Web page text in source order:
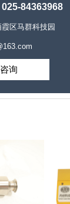
025-84363968
区马群科技园
询
088